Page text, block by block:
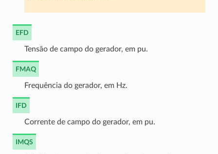
EFD
Tensão de campo do gerador, em pu.
FMAQ
Frequência do gerador, em Hz.
IFD
Corrente de campo do gerador, em pu.
IMQS